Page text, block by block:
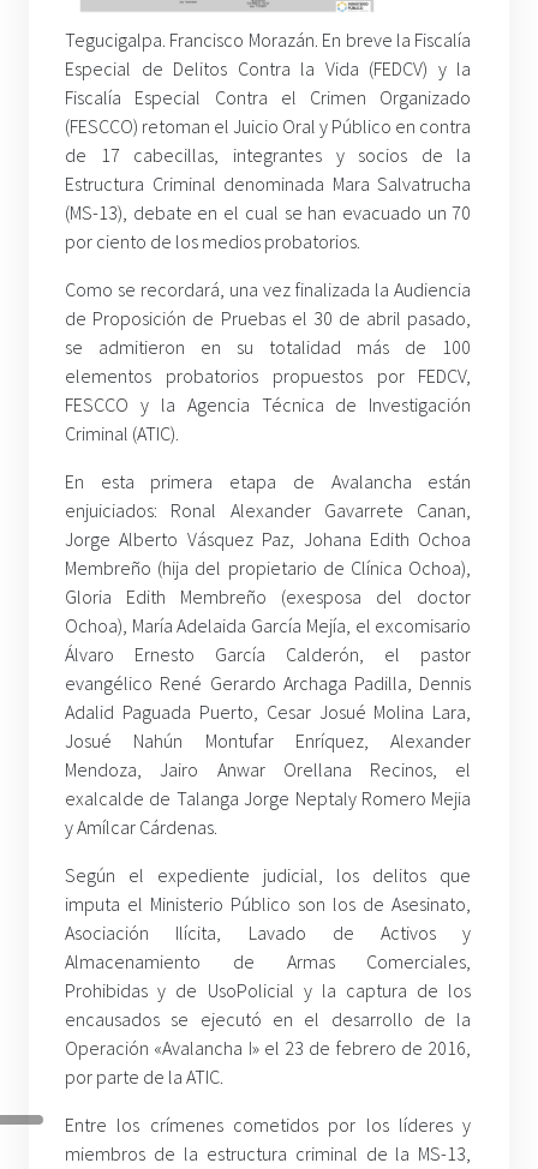
Tegucigalpa. Francisco Morazán. En breve la Fiscalía
Especial de Delitos Contra la Vida (FEDCV) y la
Fiscalía Especial Contra el Crimen Organizado
(FESCCO) retoman el Juicio Oral y Público en contra
de 17 cabecillas, integrantes y socios de la
Estructura Criminal denominada Mara Salvatrucha
(MS-13), debate en el cual se han evacuado un 70
por ciento de los medios probatorios.
Como se recordará, una vez finalizada la Audiencia
de Proposición de Pruebas el 30 de abril pasado,
se admitieron en su totalidad más de 100
elementos probatorios propuestos por FEDCV,
FESCCO y la Agencia Técnica de Investigación
Criminal (ATIC).
En esta primera etapa de Avalancha están
enjuiciados: Ronal Alexander Gavarrete Canan,
Jorge Alberto Vásquez Paz, Johana Edith Ochoa
Membreño (hija del propietario de Clínica Ochoa),
Gloria Edith Membreño (exesposa del doctor
Ochoa), María Adelaida García Mejía, el excomisario
Álvaro Ernesto García Calderón, el pastor
evangélico René Gerardo Archaga Padilla, Dennis
Adalid Paguada Puerto, Cesar Josué Molina Lara,
Josué Nahún Montufar Enríquez, Alexander
Mendoza, Jairo Anwar Orellana Recinos, el
exalcalde de Talanga Jorge Neptaly Romero Mejia
y Amílcar Cárdenas.
Según el expediente judicial, los delitos que
imputa el Ministerio Público son los de Asesinato,
Asociación Ilícita, Lavado de Activos y
Almacenamiento de Armas Comerciales,
Prohibidas y de UsoPolicial y la captura de los
encausados se ejecutó en el desarrollo de la
Operación «Avalancha I» el 23 de febrero de 2016,
por parte de la ATIC.
Entre los crímenes cometidos por los líderes y
miembros de la estructura criminal de la MS-13,